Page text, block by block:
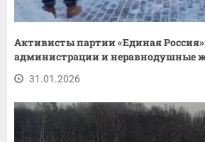
Активисты партии «Единая
администрации и неравнодушные
31.01.2026